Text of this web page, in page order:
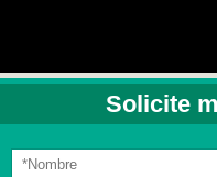
Solicite